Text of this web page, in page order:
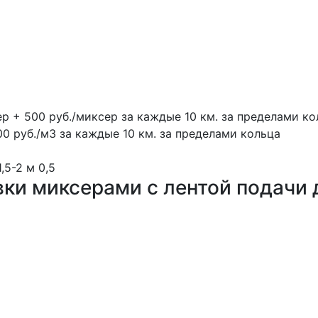
+ 500 руб./миксер за каждые 10 км. за пределами
руб./м3 за каждые 10 км. за пределами кольца
2 м 0,5
миксерами с лентой подачи